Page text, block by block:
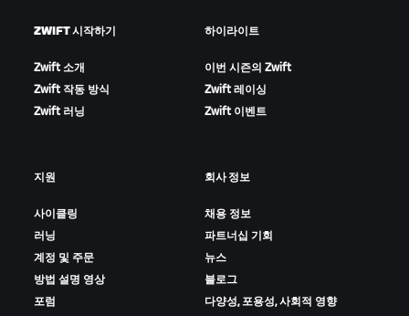
ZWIFT 시작하기
Zwift 소개
Zwift 작동 방식
Zwift 러닝
하이라이트
이번 시즌의 Zwift
Zwift 레이싱
Zwift 이벤트
지원
사이클링
러닝
계정 및 주문
방법 설명 영상
포럼
회사 정보
채용 정보
파트너십 기회
뉴스
블로그
다양성, 포용성, 사회적 영향